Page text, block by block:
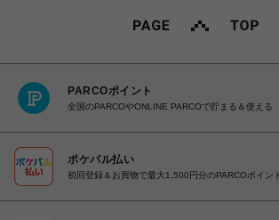
PARCOポイント
全国のPARCOやONLINE PARCOで貯まる＆使える
ポケパル払い
初回登録＆お買物で最大1,500円分のPARCOポイン